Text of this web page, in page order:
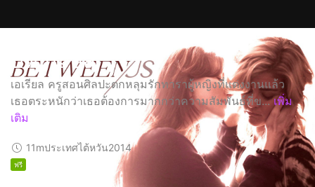
บีทวีน อัส
เอเรียล ครูสอนศิลปะตกหลุมรักทาราผู้หญิงที่แต่งงานแล้ว
เธอตระหนักว่าเธอต้องการมากกว่าความสัมพันธ์ที่ข... เพิ่ม
เติม
11mประเทศไต้หวัน2014
ฟรี